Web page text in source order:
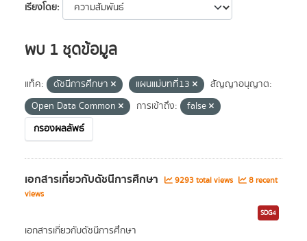
เรียงโดย
พบ 1 ชุดข้อมูล
แท็ค: ดัชนีการศึกษา แผนแม่บทที่13
สัญญาอนุญาต:
Open Data Common
การเข้าถึง:
false
กรองผลลัพธ์
เอกสารเกี่ยวกับดัชนีการศึกษา 9293 total views
8 recent
views
SDG4
เอกสารเกี่ยวกับดัชนีการศึกษา